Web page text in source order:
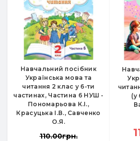
Навчальний посібник
Українська мова та
читання 2 клас у 6-ти
частинах, Частина 6 НУШ -
Пономарьова К.І.,
Красуцька І.В., Савченко
О.Я.
110.00грн.
(у